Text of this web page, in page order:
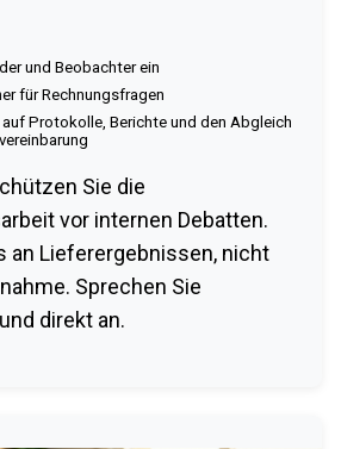
und Beobachter ein
für Rechnungsfragen
Protokolle, Berichte und den Abgleich
Sie die
vor internen Debatten.
an Lieferergebnissen, nicht
Sprechen Sie
direkt an.